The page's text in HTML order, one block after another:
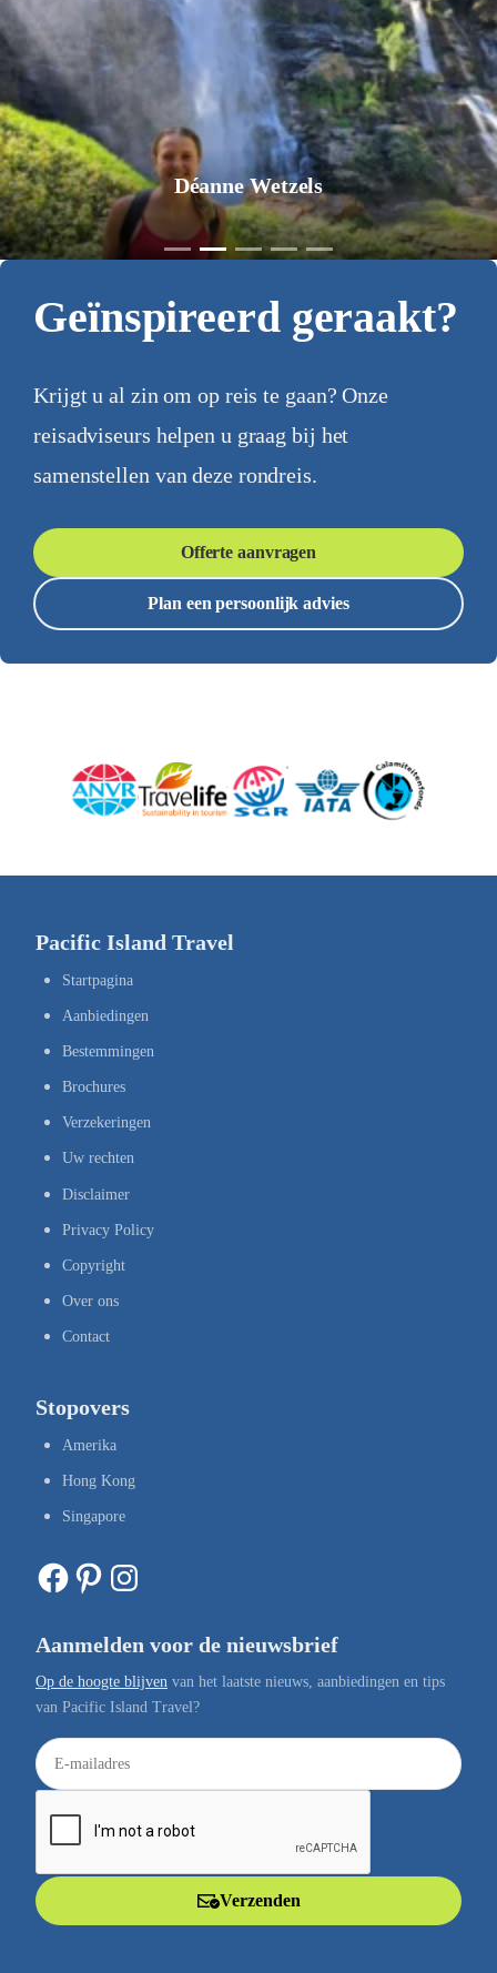
Déanne Wetzels
Geïnspireerd geraakt?
Krijgt u al zin om op reis te gaan? Onze
reisadviseurs helpen u graag bij het
samenstellen van deze rondreis.
Offerte aanvragen
Plan een persoonlijk advies
Pacific Island Travel
Startpagina
Aanbiedingen
Bestemmingen
Brochures
Verzekeringen
Uw rechten
Disclaimer
Privacy Policy
Copyright
Over ons
Contact
Stopovers
Amerika
Hong Kong
Singapore
Facebook Pinterest Instagram
Aanmelden voor de nieuwsbrief
Op de hoogte blijven van het laatste nieuws, aanbiedingen en tips
van Pacific Island Travel?
E
-
a
Verzenden